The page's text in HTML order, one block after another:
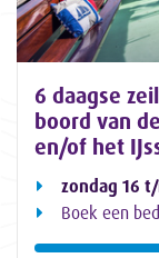
6 daagse
boord van
en/of het
zondag 16
Boek een